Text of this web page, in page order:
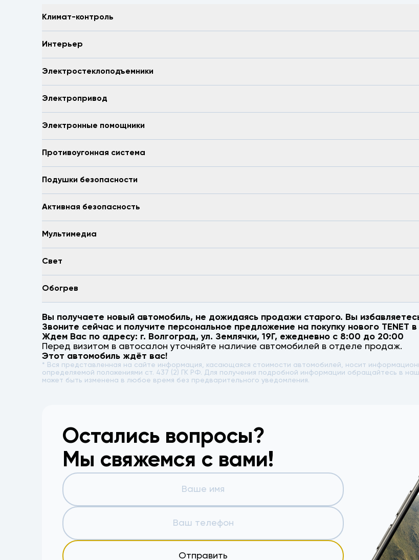
Климат-контроль
Интерьер
Электростеклоподъемники
Электропривод
Электронные помощники
Противоугонная система
Подушки безопасности
Активная безопасность
Мультимедиа
Свет
Обогрев
Вы получаете новый автомобиль, не дожидаясь продажи старого. Вы
Звоните сейчас и получите персональное предложение на покупку нового TENET в
Ждем Вас по адресу: г. Волгоград,ул. Землячки, 19Г, ежедневно с 8:00 до 20:00
Перед визитом в автосалон уточняйте наличие автомобилей в отделе продаж.
Этот автомобиль ждёт вас!
* Вся представленная на сайте информация, касающаяся стоимости автомобилей, носит
определяемой положениями ст. 437 (2) ГК РФ. Для получения подробной информации обращайтесь в
может быть изменена в любое время без предварительного уведомления.
Остались вопросы?
Мы свяжемся с вами!
Отправить